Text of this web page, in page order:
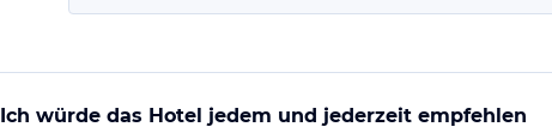
Ich würde das Hotel jedem und jederzeit empfehlen